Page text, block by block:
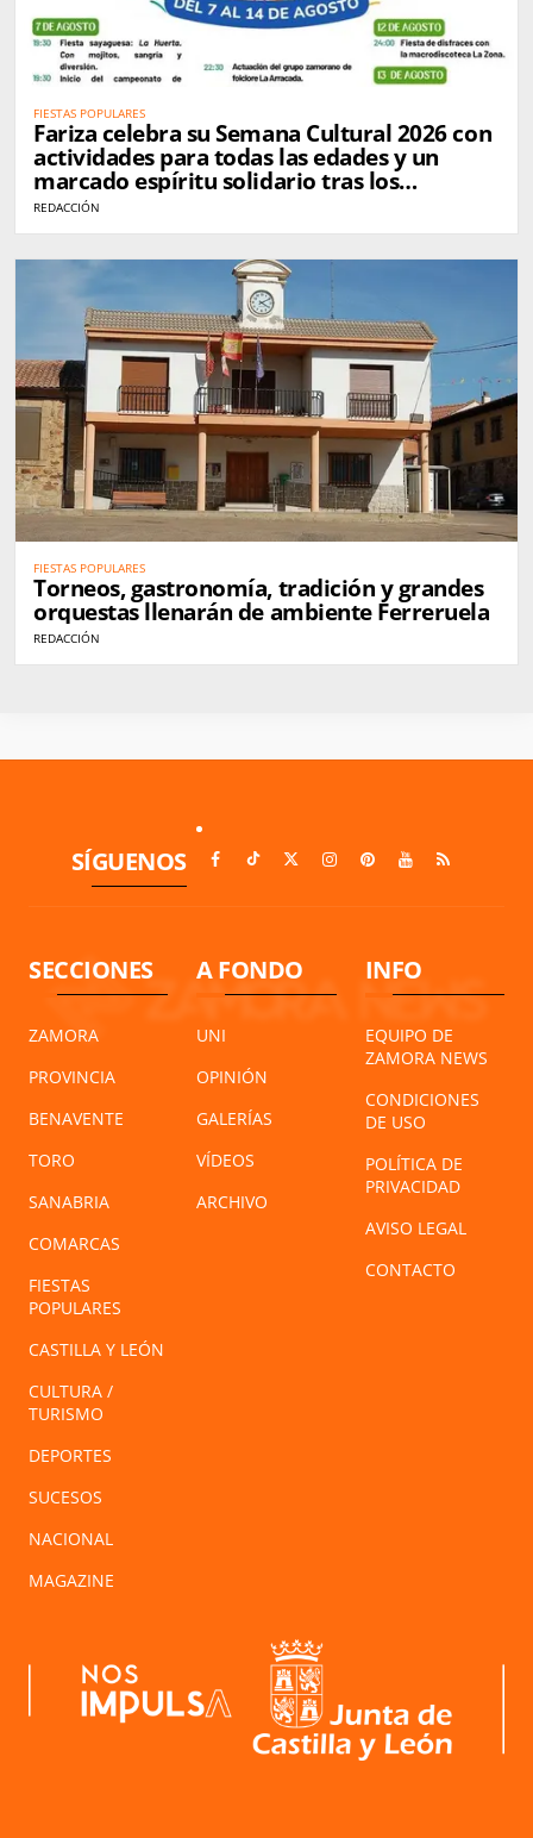
FIESTAS POPULARES
Fariza celebra su Semana Cultural 2026 con
actividades para todas las edades y un
marcado espíritu solidario tras los
incendios
REDACCIÓN
FIESTAS POPULARES
Torneos, gastronomía, tradición y grandes
orquestas llenarán de ambiente Ferreruela
REDACCIÓN
SÍGUENOS
SECCIONES
ZAMORA
PROVINCIA
BENAVENTE
TORO
SANABRIA
COMARCAS
FIESTAS
POPULARES
CASTILLA Y LEÓN
CULTURA /
TURISMO
DEPORTES
SUCESOS
NACIONAL
MAGAZINE
A FONDO
UNI
OPINIÓN
GALERÍAS
VÍDEOS
ARCHIVO
INFO
EQUIPO DE
ZAMORA NEWS
CONDICIONES
DE USO
POLÍTICA DE
PRIVACIDAD
AVISO LEGAL
CONTACTO